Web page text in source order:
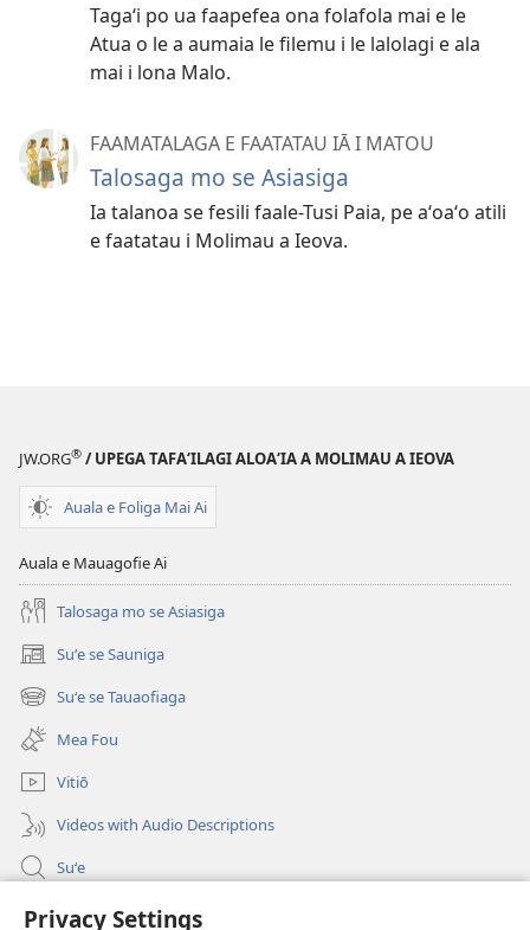
Privacy Settings
Tagaʻi po ua faapefea ona folafola mai e le
Atua o le a aumaia le filemu i le lalolagi e ala
mai i lona Malo.
FAAMATALAGA E FAATATAU IĀ I MATOU
Talosaga mo se Asiasiga
Ia talanoa se fesili faale-Tusi Paia, pe aʻoaʻo atili
e faatatau i Molimau a Ieova.
JW.ORG® / UPEGA TAFA‘ILAGI ALOA‘IA A MOLIMAU A IEOVA
Auala e Foliga Mai Ai
Auala e Mauagofie Ai
Talosaga mo se Asiasiga
Suʻe se Sauniga
(tatala
se
isi
polokalame)
Suʻe se Tauaofiaga
(tatala
se
isi
polokalame)
Mea Fou
Vitiō
Videos with Audio Descriptions
Suʻe
Faamatalaga mo Ofisa o le Malo